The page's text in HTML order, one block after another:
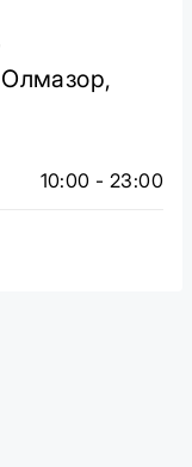
10:00 - 23:00